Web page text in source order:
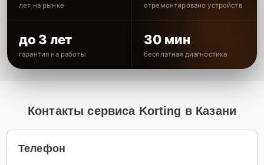
лет на рынке отремонтировано устройств
до 3 лет
гарантия на работы
30 мин
бесплатная диагностика
Контакты сервиса Korting в Казани
Телефон